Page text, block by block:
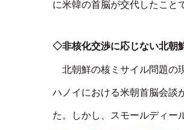
に米韓の首脳が交代したこと
◇非核化交渉に応じない北
北朝鮮の核ミサイル問題の
ハノイにおける米朝首脳会談
た。しかし、スモールディー